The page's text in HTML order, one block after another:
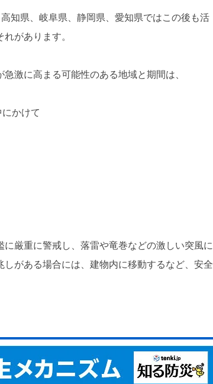
知県、岐阜県、静岡県、愛知県ではこの後も活
があります。
激に高まる可能性のある地域と期間は、
かけて
厳重に警戒し、落雷や竜巻などの激しい突風に
がある場合には、建物内に移動するなど、安全